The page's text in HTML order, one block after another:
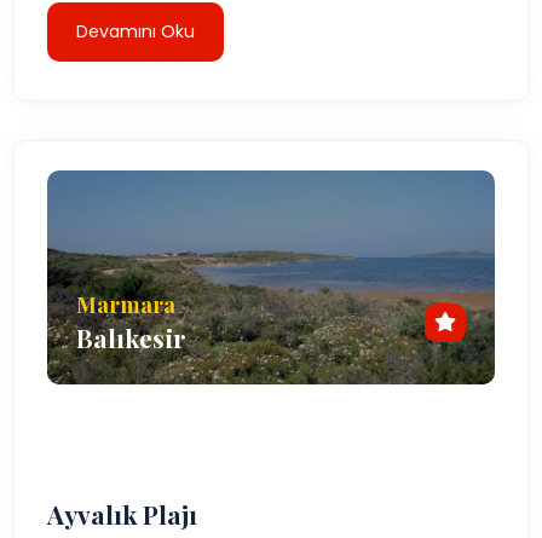
Devamını Oku
Marmara
Balıkesir
Ayvalık Plajı